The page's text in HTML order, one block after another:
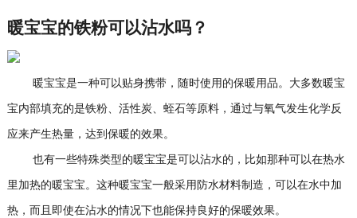
暖宝宝的铁粉可以沾水吗？
暖宝宝是一种可以贴身携带，随时使用的保暖用品。大多数暖宝
宝内部填充的是铁粉、活性炭、蛭石等原料，通过与氧气发生化学反
应来产生热量，达到保暖的效果。
也有一些特殊类型的暖宝宝是可以沾水的，比如那种可以在热水
里加热的暖宝宝。这种暖宝宝一般采用防水材料制造，可以在水中加
热，而且即使在沾水的情况下也能保持良好的保暖效果。